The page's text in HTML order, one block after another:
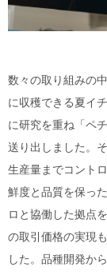
数々の取り組みの
に収穫できる夏イ
に研究を重ね「ペ
送り出しました。
生産量までコント
鮮度と品質を保っ
ロと協働した拠点
の取引価格の実現
した。品種開発か